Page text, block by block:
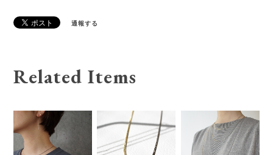
通報する
Related Items